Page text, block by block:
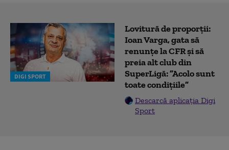
DIGI SPORT
Lovitură de proporții:
Ioan Varga, gata să
renunțe la CFR și să
preia alt club din
SuperLigă: ”Acolo sunt
toate condițiile”
Descarcă aplicația Digi
Sport